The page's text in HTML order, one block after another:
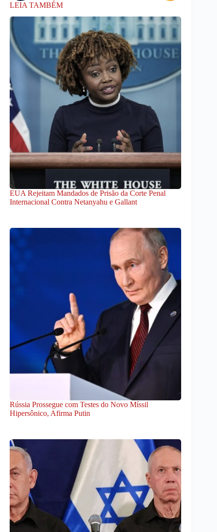
LEIA TAMBÉM
EUA Rejeitam Mandados de Prisão da Corte Penal
Internacional Contra Netanyahu e Gallant
Rússia Prossegue com Testes do Novo Míssil
Hipersônico, Afirma Putin